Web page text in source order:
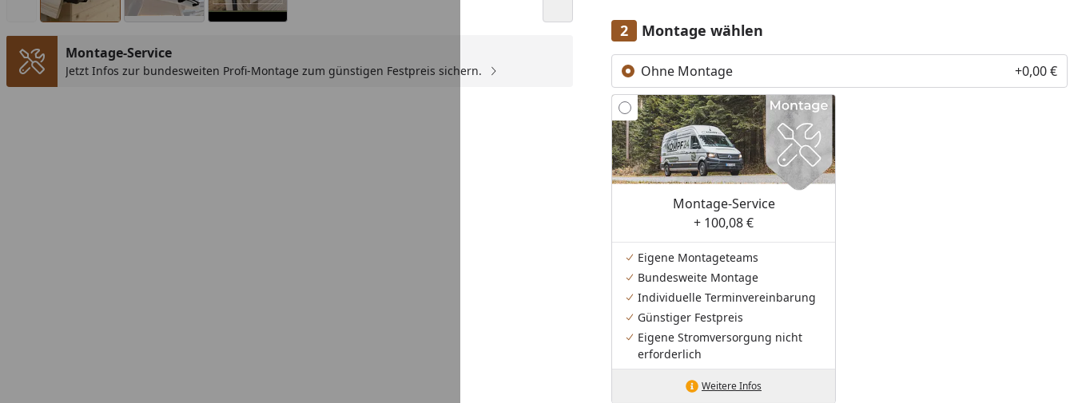
Montage-Service
Jetzt Infos zur bundesweiten Profi-Montage zum günstigen Festpreis sichern.
Montage wählen
Ohne Montage +0,00 €
Montage-Service
+ 100,08 €
Eigene Montageteams
Bundesweite Montage
Individuelle Terminvereinbarung
Günstiger Festpreis
Eigene Stromversorgung nicht
erforderlich
Weitere Infos